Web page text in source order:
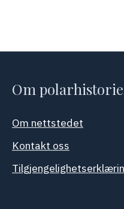
Om
Om nettstedet
Kontakt oss